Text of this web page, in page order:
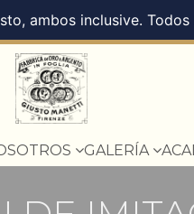
ambos inclusive.
GALERÍA